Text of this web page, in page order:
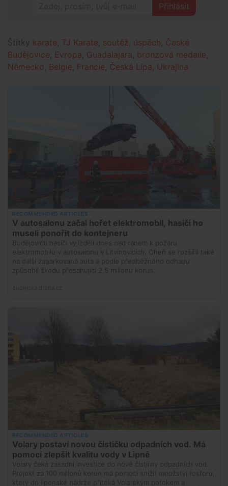
Přihlásit
Štítky karate, TJ Karate, soutěž, úspěch, České
Budějovice, Evropa, Guadalajara, bronzová medaile,
Německo , Belgie, Francie, Česká Lípa, Ukrajina